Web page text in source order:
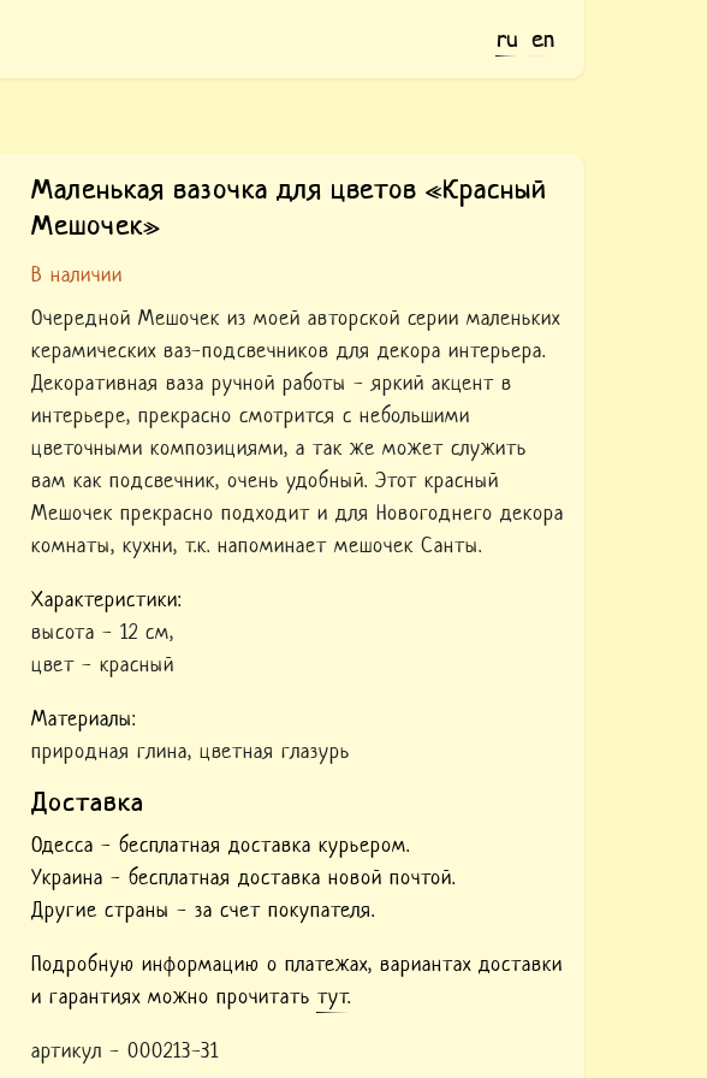
ru en
Маленькая вазочка для цветов «Красный
Мешочек»
В наличии
артикул - 000213-31
Очередной Мешочек из моей авторской серии маленьких
керамических ваз-подсвечников для декора интерьера.
Декоративная ваза ручной работы - яркий акцент в
интерьере, прекрасно смотрится с небольшими
цветочными композициями, а так же может служить
вам как подсвечник, очень удобный. Этот красный
Мешочек прекрасно подходит и для Новогоднего декора
комнаты, кухни, т.к. напоминает мешочек Санты.
Характеристики:
высота - 12 см,
цвет - красный
Материалы:
природная глина, цветная глазурь
Доставка
Одесса - бесплатная доставка курьером.
Украина - бесплатная доставка новой почтой.
Другие страны - за счет покупателя.
Подробную информацию о платежах, вариантах доставки
и гарантиях можно прочитать тут.